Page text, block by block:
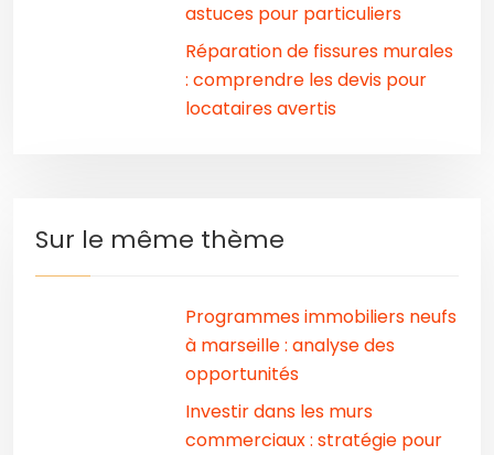
astuces pour particuliers
Réparation de fissures murales
: comprendre les devis pour
locataires avertis
Sur le même thème
Programmes immobiliers neufs
à marseille : analyse des
opportunités
Investir dans les murs
commerciaux : stratégie pour